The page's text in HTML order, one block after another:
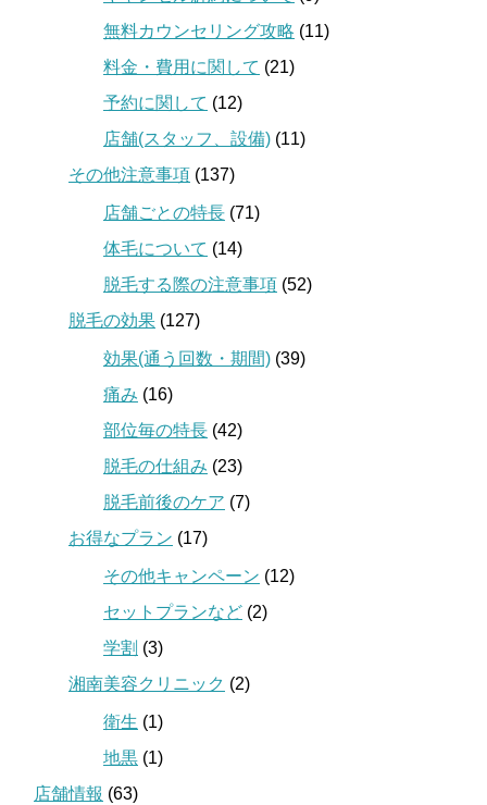
無料カウンセリング攻略 (11)
料金・費用に関して (21)
予約に関して (12)
店舗(スタッフ、設備) (11)
その他注意事項 (137)
店舗ごとの特長 (71)
体毛について (14)
脱毛する際の注意事項 (52)
脱毛の効果 (127)
効果(通う回数・期間) (39)
痛み (16)
部位毎の特長 (42)
脱毛の仕組み (23)
脱毛前後のケア (7)
お得なプラン (17)
その他キャンペーン (12)
セットプランなど (2)
学割 (3)
湘南美容クリニック (2)
衛生 (1)
地黒 (1)
店舗情報 (63)